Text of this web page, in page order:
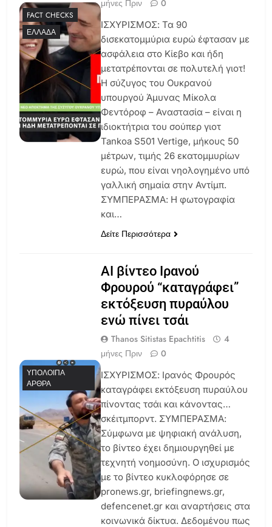
FACT CHECKS
ΕΛΛΆΔΑ
μήνες Πριν 0
ΙΣΧΥΡΙΣΜΟΣ: Τα 90
δισεκατομμύρια ευρώ έφτασαν με
ασφάλεια στο Κίεβο και ήδη
μετατρέπονται σε πολυτελή γιοτ!
Η σύζυγος του Ουκρανού
υπουργού Άμυνας Μίκολα
Φεντόροφ – Αναστασία – είναι η
ιδιοκτήτρια του σούπερ γιοτ
Tankoa S501 Vertige, μήκους 50
μέτρων, τιμής 26 εκατομμυρίων
ευρώ, που είναι νηολογημένο υπό
γαλλική σημαία στην Αντίμπ.
ΣΥΜΠΕΡΑΣΜΑ: Η φωτογραφία
και…
Δείτε Περισσότερα
ΥΠΌΛΟΙΠΑ
ΆΡΘΡΑ
AI βίντεο Ιρανού
Φρουρού “καταγράφει”
εκτόξευση πυραύλου
ενώ πίνει τσάι
Thanos Sitistas Epachtitis
4
μήνες Πριν
0
ΙΣΧΥΡΙΣΜΟΣ: Ιρανός Φρουρός
καταγράφει εκτόξευση πυραύλου
πίνοντας τσάι και κάνοντας…
σκέιτμπορντ. ΣΥΜΠΕΡΑΣΜΑ:
Σύμφωνα με ψηφιακή ανάλυση,
το βίντεο έχει δημιουργηθεί με
τεχνητή νοημοσύνη. Ο ισχυρισμός
με το βίντεο κυκλοφόρησε σε
pronews.gr, briefingnews.gr,
defencenet.gr και αναρτήσεις στα
κοινωνικά δίκτυα. Δεδομένου πως